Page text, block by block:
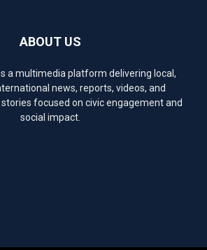
ABOUT US
a multimedia platform delivering local,
news, reports, videos, and
focused on civic engagement and
social impact.